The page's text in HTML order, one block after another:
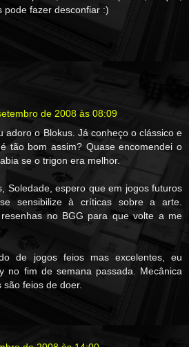
pode fazer desconfiar :)
de 2008 às 08:09
adoro o Blokus. Já conheço o clássico e
tão bom assim? Quase encomendei o
se o trigon era melhor.
Soledade, espero que em jogos futuros
sensibilize à críticas sobre a arte.
no BGG para que volte a me
de jogos feios mas excelentes, eu
no fim de semana passada. Mecânica
feios de doer.